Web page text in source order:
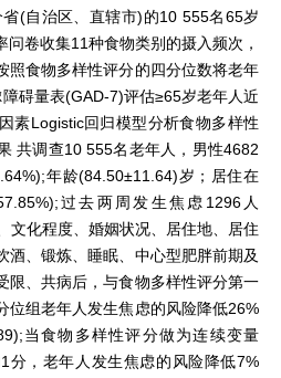
(自治区、直辖市)的10 555名65岁
卷收集11种食物类别的摄入频次，
照食物多样性评分的四分位数将老年
碍量表(GAD-7)评估≥65岁老年人近
素Logistic回归模型分析食物多样性
共调查10 555名老年人，男性4682
年龄(84.50±11.64)岁；居住在
过去两周发生焦虑1296人
文化程度、婚姻状况、居住地、居住
酒、锻炼、睡眠、中心型肥胖前期及
限、共病后，与食物多样性评分第一
位组老年人发生焦虑的风险降低26%
当食物多样性评分做为连续变量
分，老年人发生焦虑的风险降低7%